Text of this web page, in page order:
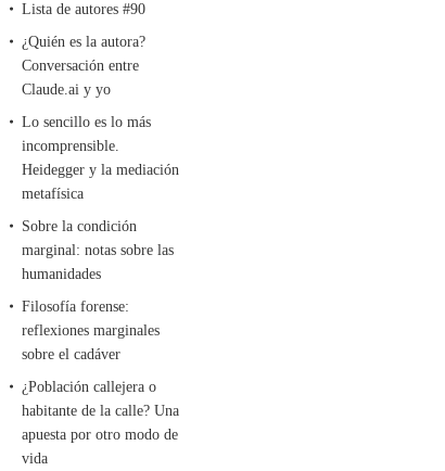
Lista de autores #90
¿Quién es la autora?
Conversación entre
Claude.ai y yo
Lo sencillo es lo más
incomprensible.
Heidegger y la mediación
metafísica
Sobre la condición
marginal: notas sobre las
humanidades
Filosofía forense:
reflexiones marginales
sobre el cadáver
¿Población callejera o
habitante de la calle? Una
apuesta por otro modo de
vida